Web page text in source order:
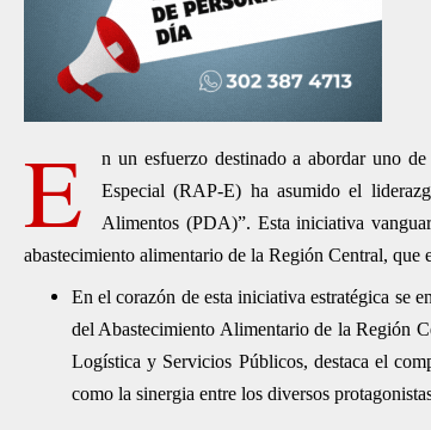
E
n un esfuerzo destinado a abordar uno
Especial (RAP-E) ha asumido el
Alimentos (PDA)”. Esta iniciativa
abastecimiento alimentario de la Región Central,
En el corazón de esta iniciativa estratégica se
del Abastecimiento Alimentario de la Región
Logística y Servicios Públicos, destaca el
como la sinergia entre los diversos